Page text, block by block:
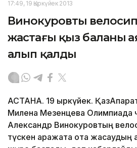
17:49, 19 Қыркүйек 2013
Винокуровтың
жастағы қыз баланың
алып қалды
АСТАНА. 19 қыркүйек.
Милена Мезенцева Олимпиада
Александр Винокуровтың
түскен қаражатқа ота жасаудың